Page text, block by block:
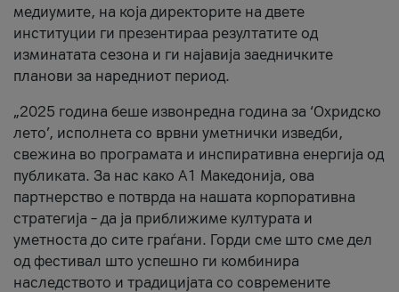
медиумите, на која директорите на двете
институции ги презентираа резултатите од
изминатата сезона и ги најавија заедничките
планови за наредниот период.
„2025 година беше извонредна година за ‘Охридско
лето’, исполнета со врвни уметнички изведби,
свежина во програмата и инспиративна енергија од
публиката. За нас како A1 Македонија, ова
партнерство е потврда на нашата корпоративна
стратегија – да ја приближиме културата и
уметноста до сите граѓани. Горди сме што сме дел
од фестивал што успешно ги комбинира
наследството и традицијата со современите